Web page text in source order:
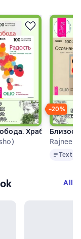
Храбрость
рейтинг 5 на основе 4
−20%
TextText
All